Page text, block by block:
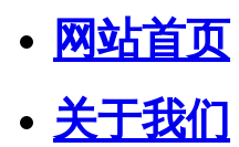
网站首页
关于我们